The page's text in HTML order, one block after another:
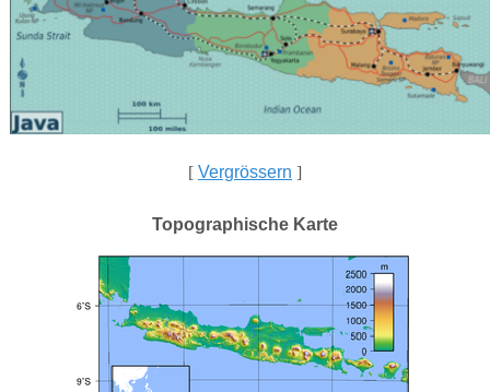
[ Vergrössern ]
Topographische Karte